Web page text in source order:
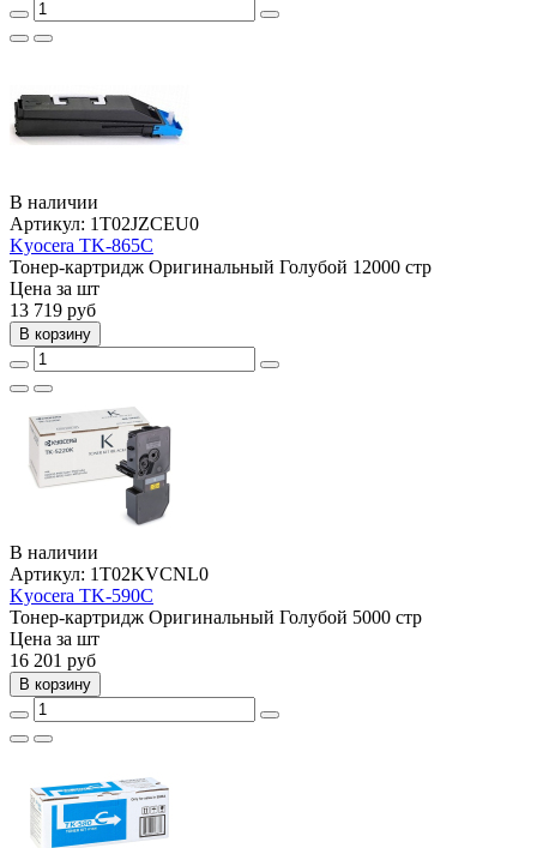
В наличии
Артикул: 1T02JZCEU0
Kyocera TK-865C
Тонер-картридж Оригинальный Голубой 12000 стр
Цена за шт
13 719 руб
В корзину
В наличии
Артикул: 1T02KVCNL0
Kyocera TK-590C
Тонер-картридж Оригинальный Голубой 5000 стр
Цена за шт
16 201 руб
В корзину